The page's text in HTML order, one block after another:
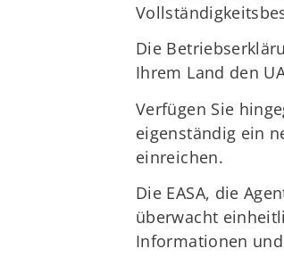
Die
Ihrem Land den
Verfügen Sie
eigenständig ein
einreichen.
Die EASA, die
überwacht
Informationen